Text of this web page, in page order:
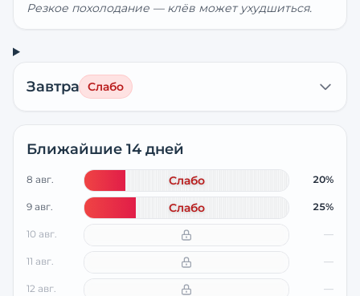
Резкое похолодание — клёв может ухудшиться.
Завтра Слабо
Ближайшие 14 дней
8 авг. Слабо 20%
9 авг. Слабо 25%
10 авг. —
11 авг. —
12 авг. —